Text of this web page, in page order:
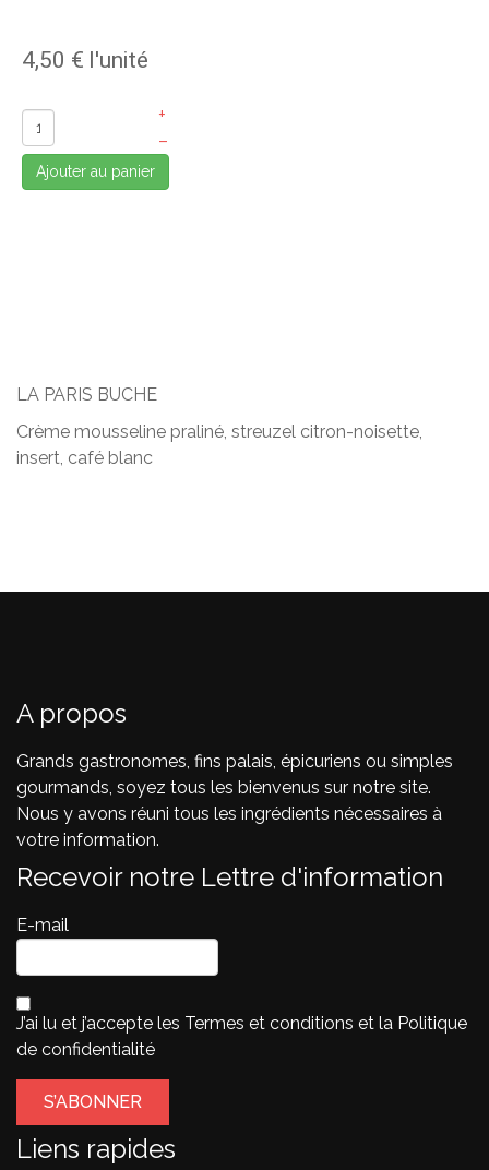
4,50 € l'unité
+
–
Ajouter au panier
LA PARIS BUCHE
Crème mousseline praliné, streuzel citron-noisette,
insert, café blanc
A propos
Grands gastronomes, fins palais, épicuriens ou simples
gourmands, soyez tous les bienvenus sur notre site.
Nous y avons réuni tous les ingrédients nécessaires à
votre information.
Recevoir notre Lettre d'information
E-mail
J’ai lu et j’accepte les Termes et conditions et la Politique
de confidentialité
Liens rapides